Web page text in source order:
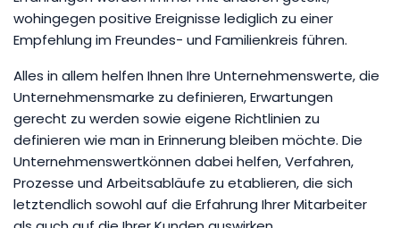
wohingegen positive Ereignisse lediglich zu einer
Empfehlung im Freundes- und Familienkreis führen.
Alles in allem helfen Ihnen Ihre Unternehmenswerte, die
Unternehmensmarke zu definieren, Erwartungen
gerecht zu werden sowie eigene Richtlinien zu
definieren wie man in Erinnerung bleiben möchte. Die
Unternehmenswertkönnen dabei helfen, Verfahren,
Prozesse und Arbeitsabläufe zu etablieren, die sich
letztendlich sowohl auf die Erfahrung Ihrer Mitarbeiter